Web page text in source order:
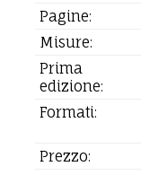
Pagine:
Misure:
Prima
edizione:
Formati:
Prezzo: